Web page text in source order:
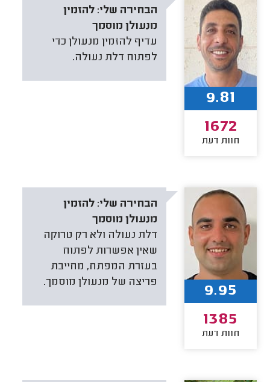
הבחירה שלי: להזמין
מנעולן מוסמך
עדיף להזמין מנעולן כדי
לפתוח דלת נעולה.
9.81
1672
חוות דעת
הבחירה שלי: להזמין
מנעולן מוסמך
דלת נעולה ולא רק טרוקה
שאין אפשרות לפתוח
בעזרת המפתח, מחייבת
פריצה של מנעולן מוסמך.
9.95
1385
חוות דעת